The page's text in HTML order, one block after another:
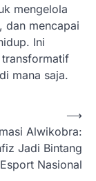
mengelola
dan mencapai
Ini
transformatif
mana saja.
Alwikobra:
Jadi Bintang
Esport Nasional
⟶